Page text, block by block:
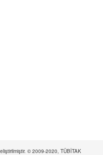
© 2009-2020, TÜBİTAK